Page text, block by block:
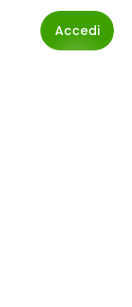
Accedi